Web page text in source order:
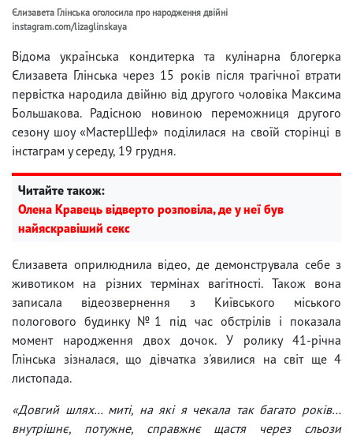
Єлизавета Глінська оголосила про народження двійні
instagram.com/lizaglinskaya
Відома українська кондитерка та кулінарна блогерка
Єлизавета Глінська через 15 років після трагічної втрати
первістка народила двійню від другого чоловіка Максима
Большакова. Радісною новиною переможниця другого
сезону шоу «МастерШеф» поділилася на своїй сторінці в
інстаграм у середу, 19 грудня.
Читайте також:
Олена Кравець відверто розповіла, де у неї був
найяскравіший секс
Єлизавета оприлюднила відео, де демонструвала себе з
животиком на різних термінах вагітності. Також вона
записала відеозвернення з Київського міського
пологового будинку №1 під час обстрілів і показала
момент народження двох дочок. У ролику 41-річна
Глінська зізналася, що дівчатка з'явилися на світ ще 4
листопада.
«Довгий шлях… миті, на які я чекала так багато років…
внутрішнє, потужне, справжнє щастя через сльози